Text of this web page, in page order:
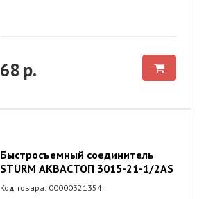
68 р.
Быстросъемный соединитель
STURM АКВАСТОП 3015-21-1/2AS
Код товара: 00000321354